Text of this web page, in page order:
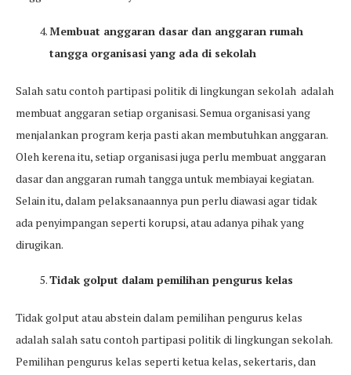
Membuat anggaran dasar dan anggaran rumah
tangga organisasi yang ada di sekolah
Salah satu contoh partipasi politik di lingkungan sekolah adalah
membuat anggaran setiap organisasi. Semua organisasi yang
menjalankan program kerja pasti akan membutuhkan anggaran.
Oleh kerena itu, setiap organisasi juga perlu membuat anggaran
dasar dan anggaran rumah tangga untuk membiayai kegiatan.
Selain itu, dalam pelaksanaannya pun perlu diawasi agar tidak
ada penyimpangan seperti korupsi, atau adanya pihak yang
dirugikan.
Tidak golput dalam pemilihan pengurus kelas
Tidak golput atau abstein dalam pemilihan pengurus kelas
adalah salah satu contoh partipasi politik di lingkungan sekolah.
Pemilihan pengurus kelas seperti ketua kelas, sekertaris, dan